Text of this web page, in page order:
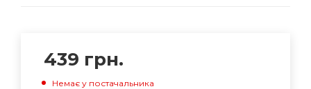
439 грн.
Немає у постачальника